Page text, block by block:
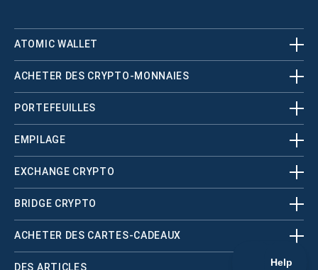
ATOMIC WALLET
ACHETER DES CRYPTO-MONNAIES
PORTEFEUILLES
EMPILAGE
EXCHANGE CRYPTO
BRIDGE CRYPTO
ACHETER DES CARTES-CADEAUX
DES ARTICLES